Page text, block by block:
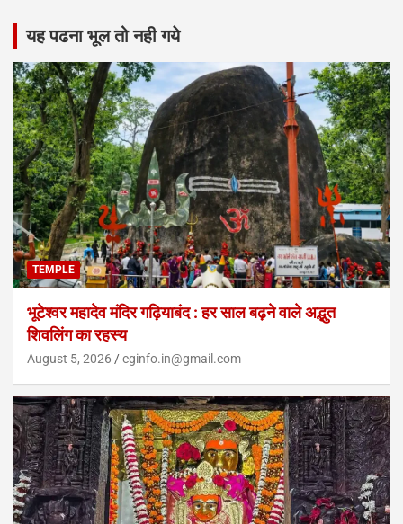
यह पढना भूल तो नही गये
TEMPLE
भूटेश्वर महादेव मंदिर गढ़ियाबंद : हर साल बढ़ने वाले अद्भुत
शिवलिंग का रहस्य
August 5, 2026 cginfo.in@gmail.com